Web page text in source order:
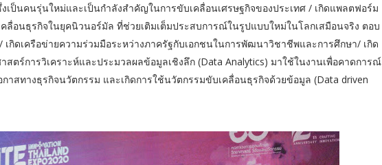
เป็นคนรุ่นใหม่และเป็นกำลังสำคัญในการขับเคลื่อนเศรษฐกิจของประเทศ / เกิดแพลตฟอร์ม
ลื่อนธุรกิจในยุคนิวนอร์มัล ที่ช่วยเติมเต็มประสบการณ์ในรูปแบบใหม่ในโลกเสมือนจริง ตอบ
กิดเครือข่ายความร่วมมือระหว่างภาครัฐกับเอกชนในการพัฒนาวิชาชีพและการศึกษา/ เกิด
ตร์การวิเคราะห์และประมวลผลข้อมูลเชิงลึก (Data Analytics) มาใช้ในงานเพื่อคาดการณ์
าสทางธุรกิจนวัตกรรม และเกิดการใช้นวัตกรรมขับเคลื่อนธุรกิจด้วยข้อมูล (Data driven